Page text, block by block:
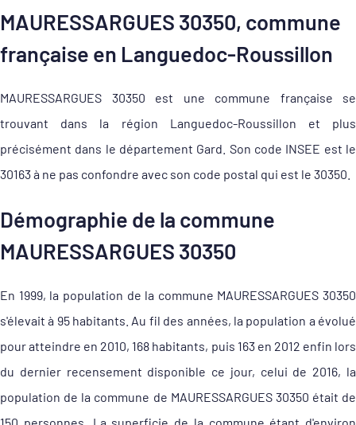
MAURESSARGUES 30350, commune
française en Languedoc-Roussillon
MAURESSARGUES 30350 est une commune française se
trouvant dans la région Languedoc-Roussillon et plus
précisément dans le département Gard. Son code INSEE est le
30163 à ne pas confondre avec son code postal qui est le 30350.
Démographie de la commune
MAURESSARGUES 30350
En 1999, la population de la commune MAURESSARGUES 30350
s'élevait à 95 habitants. Au fil des années, la population a évolué
pour atteindre en 2010, 168 habitants, puis 163 en 2012 enfin lors
du dernier recensement disponible ce jour, celui de 2016, la
population de la commune de MAURESSARGUES 30350 était de